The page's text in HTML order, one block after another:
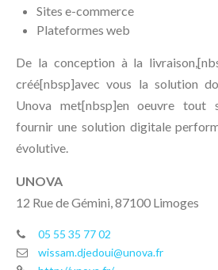
Sites e-commerce
Plateformes web
De la conception à la
créé[nbsp]avec vous la solution
Unova met[nbsp]en oeuvre tout
fournir une solution digitale
évolutive.
UNOVA
12 Rue de Gémini, 87100 Limoges
05 55 35 77 02
wissam.djedoui@unova.fr